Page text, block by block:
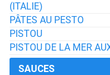
(ITALIE)
PÂTES AU PESTO
PISTOU
PISTOU DE LA MER
SAUCES